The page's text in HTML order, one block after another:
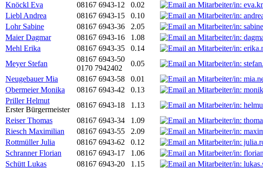
Knöckl Eva
08167 6943-12 0.02
Liebl Andrea
08167 6943-15 0.10
Lohr Sabine
08167 6943-36 2.05
Maier Dagmar
08167 6943-16 1.08
Mehl Erika
08167 6943-35 0.14
Meyer Stefan
08167 6943-50
0170 7942402
0.05
Neugebauer Mia
08167 6943-58 0.01
Obermeier Monika
08167 6943-42 0.13
Priller Helmut
Erster Bürgermeister
08167 6943-18 1.13
Reiser Thomas
08167 6943-34 1.09
Riesch Maximilian
08167 6943-55 2.09
Rottmüller Julia
08167 6943-62 0.12
Schranner Florian
08167 6943-17 1.06
Schütt Lukas
08167 6943-20 1.15